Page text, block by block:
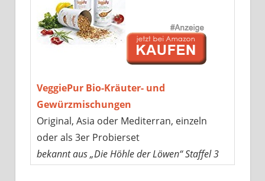
VeggiePur Bio-Kräuter- und
Gewürzmischungen
Original, Asia oder Mediterran, einzeln
oder als 3er Probierset
bekannt aus „Die Höhle der Löwen“ Staffel 3